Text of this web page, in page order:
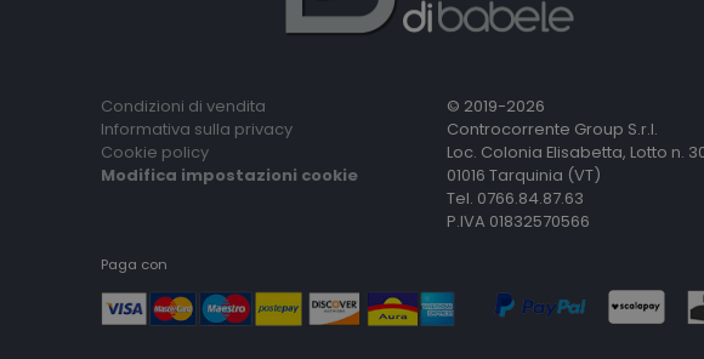
Condizioni di vendita
Informativa sulla privacy
Cookie policy
Modifica impostazioni cookie
© 2019-2026
Controcorrente Group S.r.l.
Loc. Colonia Elisabetta, Lotto n.
01016 Tarquinia (VT)
Tel. 0766.84.87.63
P.IVA 01832570566
Paga con